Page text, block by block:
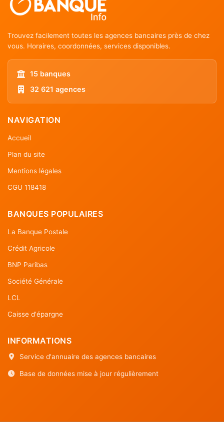
Trouvez facilement toutes les agences bancaires près de chez
vous. Horaires, coordonnées, services disponibles.
15 banques
32 621 agences
NAVIGATION
Accueil
Plan du site
Mentions légales
CGU 118418
BANQUES POPULAIRES
La Banque Postale
Crédit Agricole
BNP Paribas
Société Générale
LCL
Caisse d'épargne
INFORMATIONS
Service d'annuaire des agences bancaires
Base de données mise à jour régulièrement